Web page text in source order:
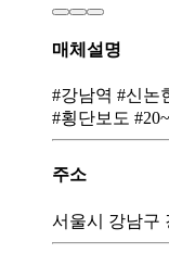
매체설명
#강남역 #신논
#횡단보도
주소
서울시 강남구